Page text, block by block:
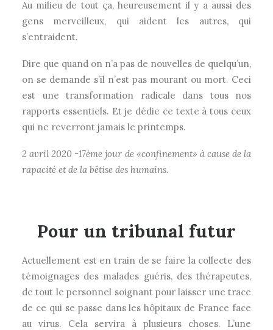
Au milieu de tout ça, heureusement il y a aussi des
gens merveilleux, qui aident les autres, qui
s’entraident.
Dire que quand on n’a pas de nouvelles de quelqu’un,
on se demande s’il n’est pas mourant ou mort. Ceci
est une transformation radicale dans tous nos
rapports essentiels. Et je dédie ce texte à tous ceux
qui ne reverront jamais le printemps.
2 avril 2020 -17ème jour de «confinement» à cause de la
rapacité et de la bêtise des humains.
Pour un tribunal futur
Actuellement est en train de se faire la collecte des
témoignages des malades guéris, des thérapeutes,
de tout le personnel soignant pour laisser une trace
de ce qui se passe dans les hôpitaux de France face
au virus. Cela servira à plusieurs choses. L’une